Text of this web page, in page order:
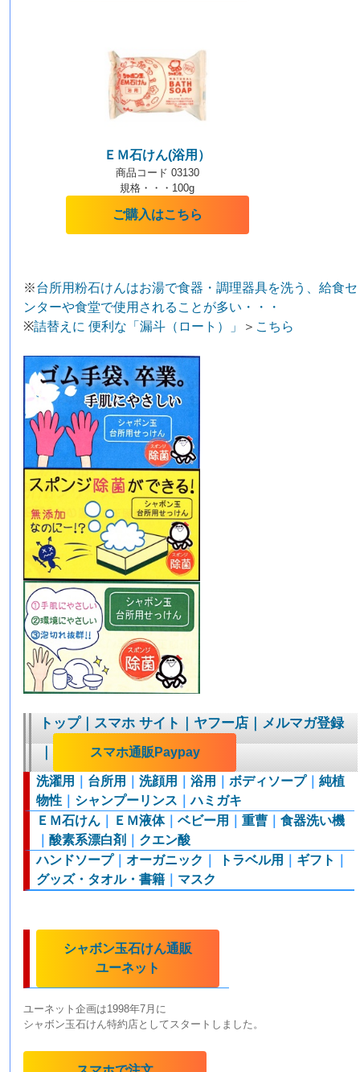
ＥＭ石けん(浴用）
商品コード 03130
規格・・・100g
ご購入はこちら
※台所用粉石けんはお湯で食器・調理器具を洗う、給食セ
ンターや食堂で使用されることが多い・・・
※詰替えに 便利な「漏斗（ロート）」 ＞ こちら
トップ｜スマホ サイト｜ヤフー店｜メルマガ登録
｜
スマホ通販Paypay
洗濯用 台所用 ｜洗顔用 ｜浴用 ｜ボディソープ｜純植
物性
シャンプーリンス ｜ハミガキ
ＥＭ石けん
ＥＭ液体｜ベビー用 ｜重曹 ｜食器洗い機
｜酸素系漂白剤
クエン酸
ハンドソープ｜オーガニック トラベル用 ギフト
グッズ・タオル・書籍
マスク
シャボン玉石けん通販
ユーネット
ユーネット企画は1998年7月に
シャボン玉石けん特約店としてスタートしました。